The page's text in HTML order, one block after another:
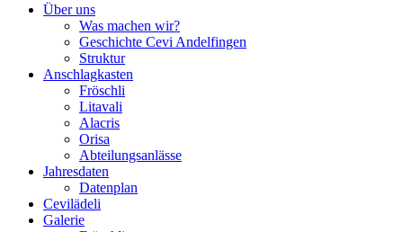
Über uns
Was machen wir?
Geschichte Cevi Andelfingen
Struktur
Anschlagkasten
Fröschli
Litavali
Alacris
Orisa
Abteilungsanlässe
Jahresdaten
Datenplan
Cevilädeli
Galerie